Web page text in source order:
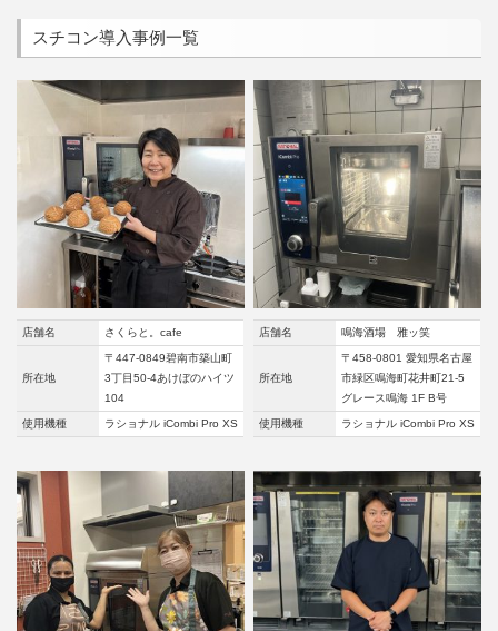
スチコン導入事例一覧
店舗名 さくらと。cafe
所在地
〒447-0849碧南市築山町
3丁目50-4あけぼのハイツ
104
使用機種 ラショナル iCombi Pro XS
店舗名 鳴海酒場 雅ッ笑
所在地
〒458-0801 愛知県名古屋
市緑区鳴海町花井町21-5
グレース鳴海 1F B号
使用機種 ラショナル iCombi Pro XS